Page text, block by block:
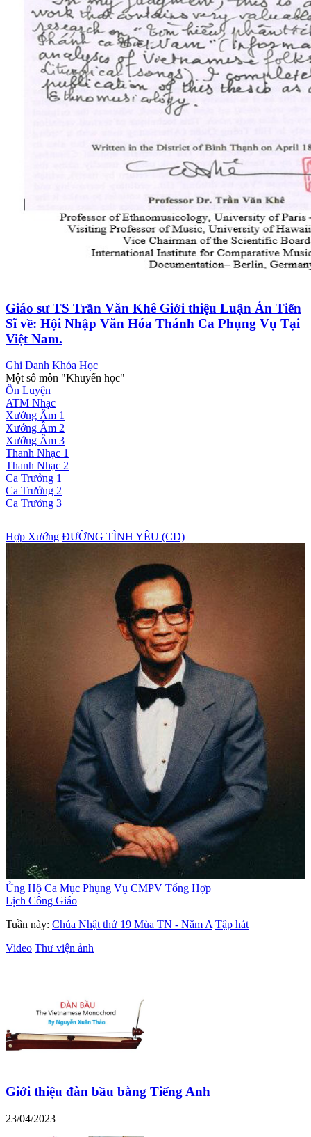
Giáo sư TS Trần Văn Khê Giới thiệu Luận Án Tiến
Sĩ về: Hội Nhập Văn Hóa Thánh Ca Phụng Vụ Tại
Việt Nam.
Ghi Danh Khóa Học
Một số môn "Khuyến học"
Ôn Luyện
ATM Nhạc
Xướng Âm 1
Xướng Âm 2
Xướng Âm 3
Thanh Nhạc 1
Thanh Nhạc 2
Ca Trưởng 1
Ca Trưởng 2
Ca Trưởng 3
Hợp Xướng ĐƯỜNG TÌNH YÊU (CD)
Ủng Hộ Ca Mục Phụng Vụ CMPV Tổng Hợp
Lịch Công Giáo
Tuần này: Chúa Nhật thứ 19 Mùa TN - Năm A Tập hát
Video Thư viện ảnh
Giới thiệu đàn bầu bằng Tiếng Anh
23/04/2023